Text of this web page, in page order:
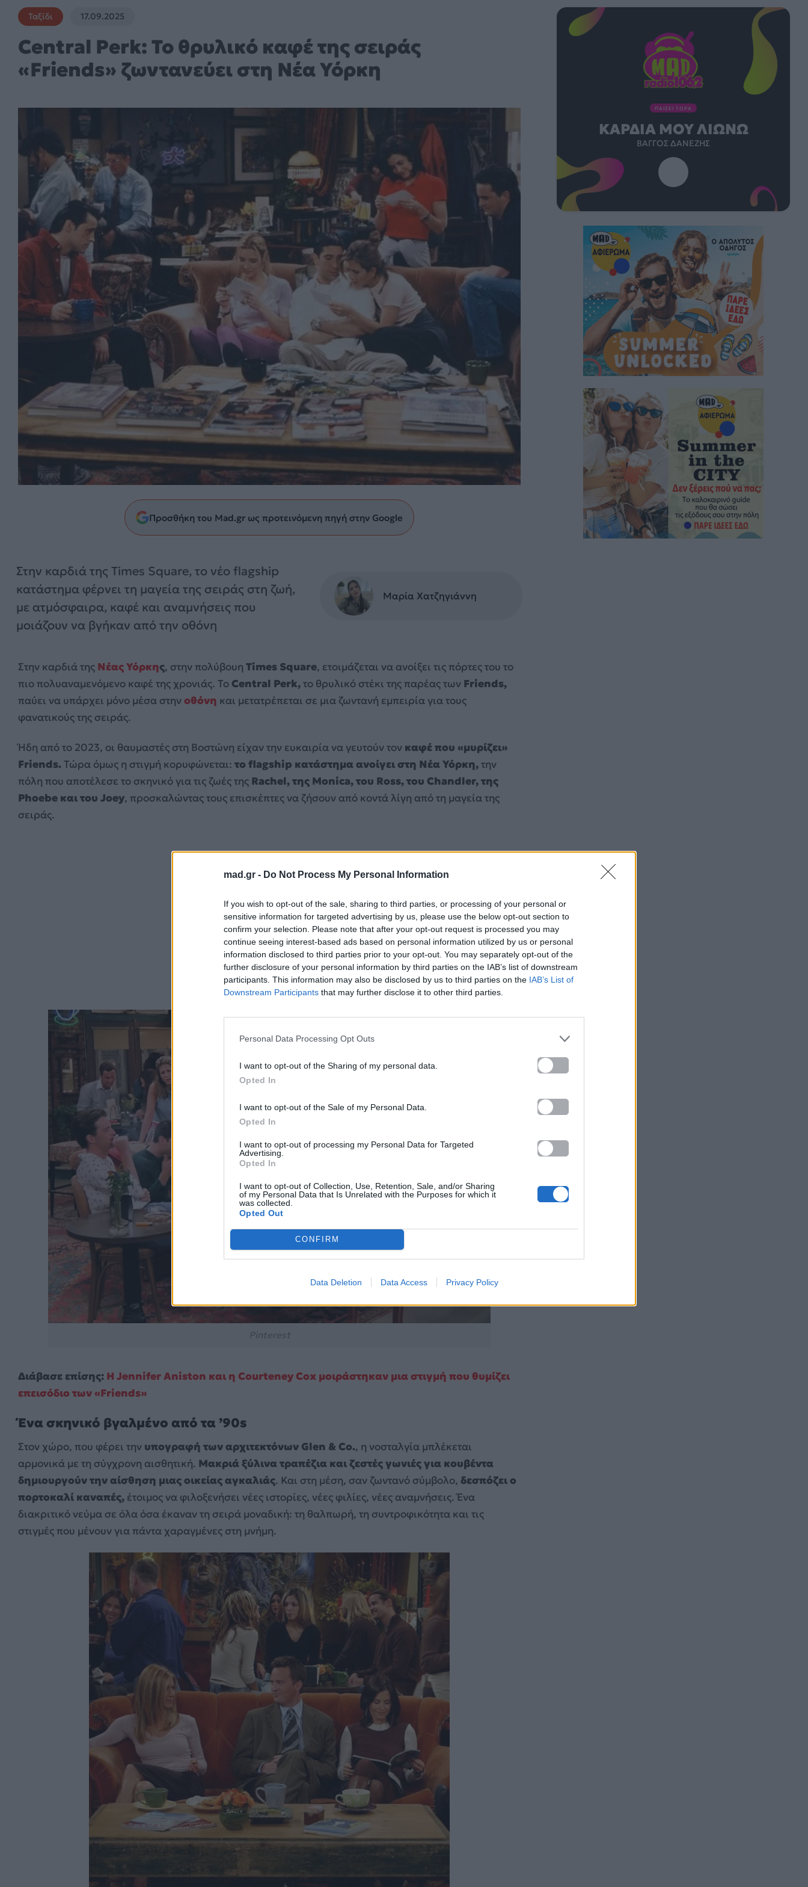
mad.gr - Do Not Process My Personal Information
If you wish to opt-out of the sale, sharing to third parties, or processing of your personal or
sensitive information for targeted advertising by us, please use the below opt-out section to
confirm your selection. Please note that after your opt-out request is processed you may
continue seeing interest-based ads based on personal information utilized by us or personal
information disclosed to third parties prior to your opt-out. You may separately opt-out of the
further disclosure of your personal information by third parties on the IAB’s list of downstream
participants. This information may also be disclosed by us to third parties on the IAB’s List of
Downstream Participants that may further disclose it to other third parties.
Personal Data Processing Opt Outs
I want to opt-out of the Sharing of my personal data.
Opted In
I want to opt-out of the Sale of my Personal Data.
Opted In
I want to opt-out of processing my Personal Data for Targeted
Advertising.
Opted In
I want to opt-out of Collection, Use, Retention, Sale, and/or Sharing
of my Personal Data that Is Unrelated with the Purposes for which it
was collected.
Opted Out
CONFIRM
Data Deletion Data Access Privacy Policy
Ταξίδι 17.09.2025
Central Perk: Το θρυλικό καφέ της σειράς
«Friends» ζωντανεύει στη Νέα Υόρκη
Προσθήκη του Mad.gr ως προτεινόμενη πηγή στην Google
Στην καρδιά της Times Square, το νέο flagship
κατάστημα φέρνει τη μαγεία της σειράς στη ζωή,
με ατμόσφαιρα, καφέ και αναμνήσεις που
μοιάζουν να βγήκαν από την οθόνη
Μαρία Χατζηγιάννη
Στην καρδιά της Νέας Υόρκης, στην πολύβουη Times Square, ετοιμάζεται να ανοίξει τις πόρτες του το
πιο πολυαναμενόμενο καφέ της χρονιάς. Το Central Perk,το θρυλικό στέκι της παρέας των Friends,
παύει να υπάρχει μόνο μέσα στηνοθόνη και μετατρέπεται σε μια ζωντανή εμπειρία για τους
φανατικούς της σειράς.
Ήδη από το 2023, οι θαυμαστές στη Βοστώνη είχαν την ευκαιρία να γευτούν τον καφέ που «μυρίζει»
Friends.Τώρα όμως η στιγμή κορυφώνεται: το flagship κατάστημα ανοίγει στη Νέα Υόρκη,την
πόλη που αποτέλεσε το σκηνικό για τις ζωές της Rachel, της Monica, του Ross, του Chandler, της
Phoebe και του Joey, προσκαλώντας τους επισκέπτες να ζήσουν από κοντά λίγη από τη μαγεία της
σειράς.
Διάβασε επίσης: Η Jennifer Aniston και η Courteney Cox μοιράστηκαν μια στιγμή που θυμίζει
επεισόδιο των «Friends»
Ένα σκηνικό βγαλμένο από τα ’90s
Στον χώρο, που φέρει την υπογραφή των αρχιτεκτόνων Glen & Co., η νοσταλγία μπλέκεται
αρμονικά με τη σύγχρονη αισθητική. Μακριά ξύλινα τραπέζια και ζεστές γωνιές για κουβέντα
δημιουργούν την αίσθηση μιας οικείας αγκαλιάς. Και στη μέση, σαν ζωντανό σύμβολο, δεσπόζει ο
πορτοκαλί καναπές, έτοιμος να φιλοξενήσει νέες ιστορίες, νέες φιλίες, νέες αναμνήσεις. Ένα
διακριτικό νεύμα σε όλα όσα έκαναν τη σειρά μοναδική: τη θαλπωρή, τη συντροφικότητα και τις
στιγμές που μένουν για πάντα χαραγμένες στη μνήμη.
ΠΑΙΖΕΙ ΤΩΡΑ
ΚΑΡΔΙΆ ΜΟΥ ΛΙΏΝΩ
ΒΆΓΓΟΣ ΔΑΝΈΖΗΣ